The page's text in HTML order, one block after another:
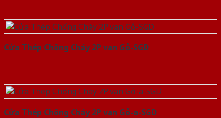
Cửa Thép Chống Cháy 2P van Gỗ-SGD
Cửa Thép Chống Cháy 2P van Gỗ-a-SGD